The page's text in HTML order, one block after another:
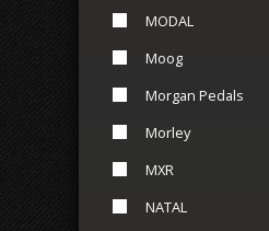
MODAL
Moog
Morgan Pedals
Morley
MXR
NATAL